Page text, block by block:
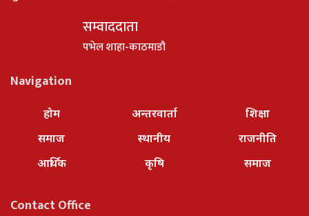
सम्वाददाता
पभेल शाहा-काठमाडौ
Navigation
होम
समाज
आर्थिक
अन्तरवार्ता
स्थानीय
कृषि
शिक्षा
राजनीति
समाज
Contact Office